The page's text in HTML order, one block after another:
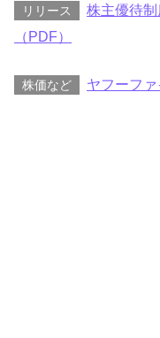
リリース
株主優待
（PDF）
株価など ヤフーファ